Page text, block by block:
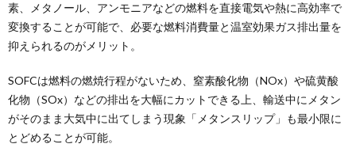
素、メタノール、アンモニアなどの燃料を直接電気や熱に高効率で
変換することが可能で、必要な燃料消費量と温室効果ガス排出量を
抑えられるのがメリット。
SOFCは燃料の燃焼行程がないため、窒素酸化物（NOx）や硫黄酸
化物（SOx）などの排出を大幅にカットできる上、輸送中にメタン
がそのまま大気中に出てしまう現象「メタンスリップ」も最小限に
とどめることが可能。